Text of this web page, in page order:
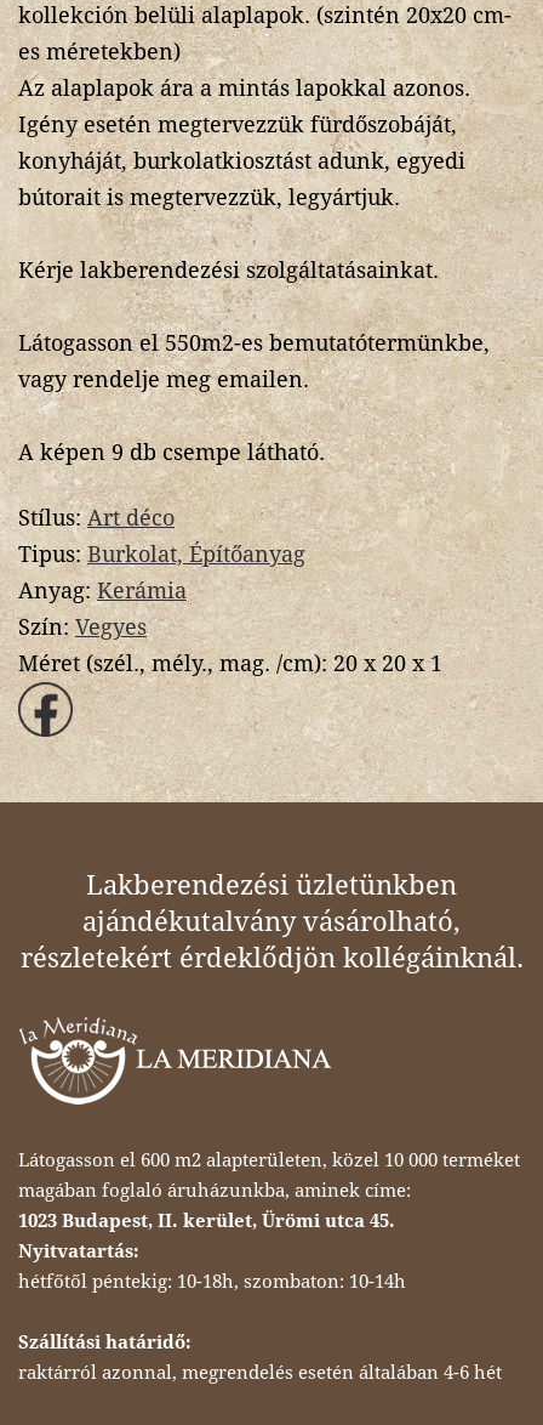
kollekción belüli alaplapok. (szintén 20x20 cm-
es méretekben)
Az alaplapok ára a mintás lapokkal azonos.
Igény esetén megtervezzük fürdőszobáját,
konyháját, burkolatkiosztást adunk, egyedi
bútorait is megtervezzük, legyártjuk.
Kérje lakberendezési szolgáltatásainkat.
Látogasson el 550m2-es bemutatótermünkbe,
vagy rendelje meg emailen.
A képen 9 db csempe látható.
Stílus:Art déco
Tipus:Burkolat, Építőanyag
Anyag:Kerámia
Szín:Vegyes
Méret (szél., mély., mag. /cm):20 x 20 x 1
Lakberendezési üzletünkben
ajándékutalvány vásárolható,
részletekért érdeklődjön kollégáinknál.
Látogasson el 600 m2 alapterületen, közel 10 000 terméket
magában foglaló áruházunkba, aminek címe:
1023 Budapest, II. kerület, Ürömi utca 45.
Nyitvatartás:
hétfőtől péntekig: 10-18h, szombaton: 10-14h
Szállítási határidő:
raktárról azonnal, megrendelés esetén általában 4-6 hét